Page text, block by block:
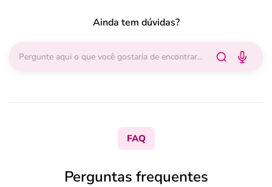
Ainda tem dúvidas?
FAQ
Perguntas frequentes